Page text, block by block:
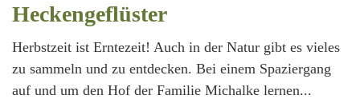
Heckengeflüster
Herbstzeit ist Erntezeit! Auch in der Natur gibt es vieles
zu sammeln und zu entdecken. Bei einem Spaziergang
auf und um den Hof der Familie Michalke lernen...